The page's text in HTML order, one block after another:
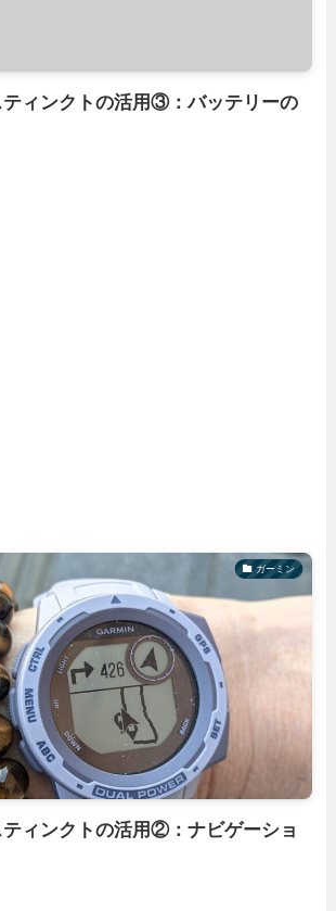
ティンクトの活用③：バッテリーの
ガーミン
ィンクトの活用②：ナビゲーショ